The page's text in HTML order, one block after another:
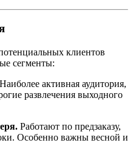
клиентов
сегменты:
Наиболее активная аудитория,
развлечения выходного
Работают по предзаказу,
Особенно важны весной и